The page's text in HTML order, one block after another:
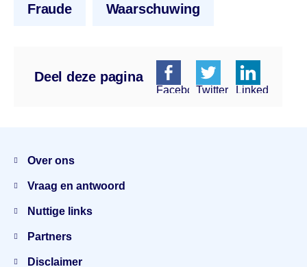
Fraude Waarschuwing
Deel deze pagina
FacebookTwitter Linkedin
Over ons
Vraag en antwoord
Nuttige links
Partners
Disclaimer